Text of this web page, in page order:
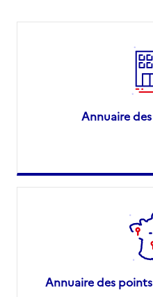
Annuaire
Annuaire des